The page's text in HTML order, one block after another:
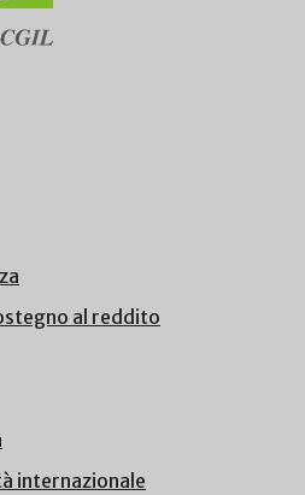
al reddito
internazionale